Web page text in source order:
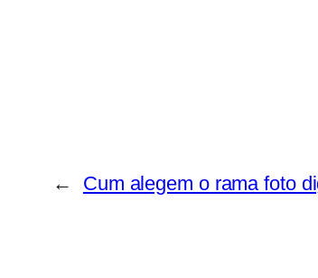
← Cum alegem o rama foto